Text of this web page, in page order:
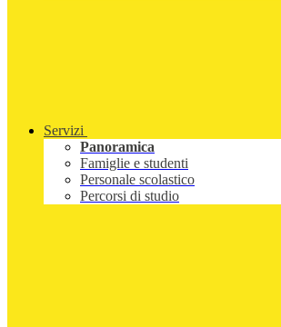
Servizi
Panoramica
Famiglie e studenti
Personale scolastico
Percorsi di studio